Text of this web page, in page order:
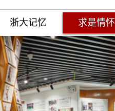
浙大记忆 求是情怀